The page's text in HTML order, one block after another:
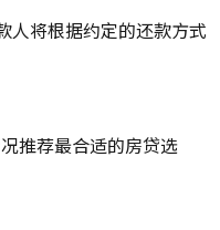
人将根据约定的还款方式
推荐最合适的房贷选